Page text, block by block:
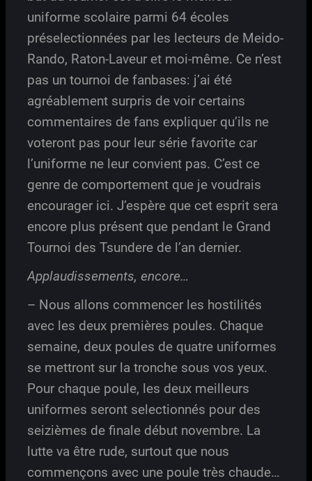
uniforme scolaire parmi 64 écoles
préselectionnées par les lecteurs de Meido-
Rando, Raton-Laveur et moi-même. Ce n’est
pas un tournoi de fanbases: j’ai été
agréablement surpris de voir certains
commentaires de fans expliquer qu’ils ne
voteront pas pour leur série favorite car
l’uniforme ne leur convient pas. C’est ce
genre de comportement que je voudrais
encourager ici. J’espère que cet esprit sera
encore plus présent que pendant le Grand
Tournoi des Tsundere de l’an dernier.
Applaudissements, encore…
– Nous allons commencer les hostilités
avec les deux premières poules. Chaque
semaine, deux poules de quatre uniformes
se mettront sur la tronche sous vos yeux.
Pour chaque poule, les deux meilleurs
uniformes seront selectionnés pour des
seizièmes de finale début novembre. La
lutte va être rude, surtout que nous
commençons avec une poule très chaude…